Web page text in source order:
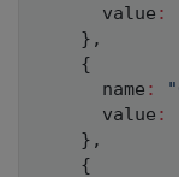
      value
:
} ,
{
      name
:
      value
:
} ,
{